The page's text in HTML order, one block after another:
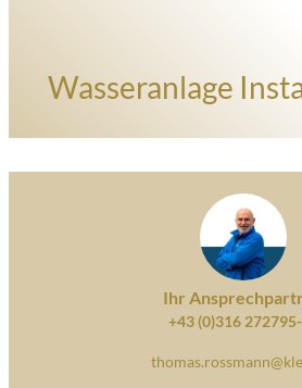
Wasseranlage
Ihr
+43 (0)316